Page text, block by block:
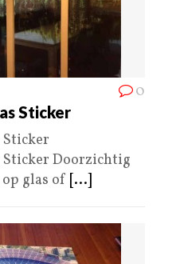
0
Sticker
Doorzichtig
glas of [...]